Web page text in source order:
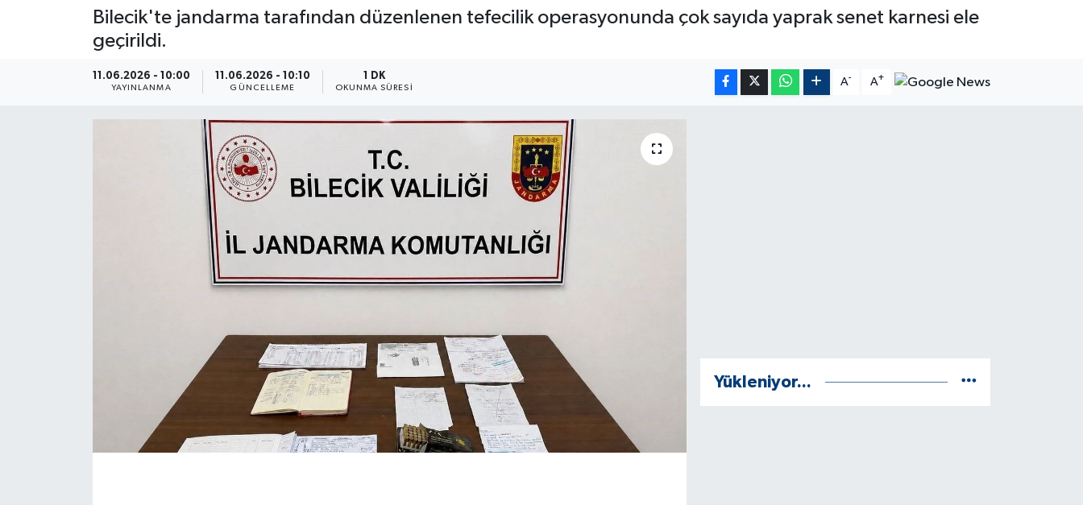
Bilecik'te jandarma tarafından düzenlenen tefecilik operasyonunda çok sayıda yaprak senet karnesi ele
geçirildi.
11.06.2026 - 10:00
YAYINLANMA
11.06.2026 - 10:10
GÜNCELLEME
1 DK
OKUNMA SÜRESI
A- A+
Yükleniyor...
Advertising news
Canlı Maç
Haber Arşivi